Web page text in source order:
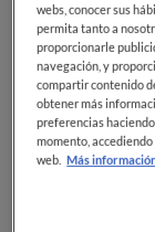
webs, conocer sus
permita tanto a
proporcionarle
navegación, y
compartir contenido
obtener más
preferencias
momento,
web. Más